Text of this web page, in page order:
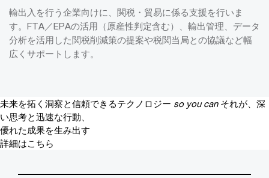
輸出入を行う企業向けに、関税・貿易に係る支援を行いま
す。FTA／EPAの活用（原産性判定含む）、輸出管理、データ
分析を活用した関税削減策の提案や税関当局との協議など幅
広くサポートします。
未来を拓く洞察と信頼できるテクノロジー so you can それが、深
い思考と迅速な行動、
優れた成果を生み出す
詳細はこちら